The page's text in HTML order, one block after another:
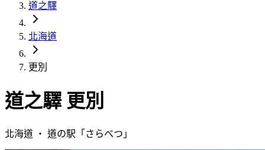
道之驛
北海道
更別
道之驛 更別
北海道 ・ 道の駅「 さらべつ 」